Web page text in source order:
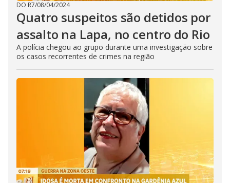
DO R7/08/04/2024
Quatro suspeitos são detidos por
assalto na Lapa, no centro do Rio
A polícia chegou ao grupo durante uma investigação sobre
os casos recorrentes de crimes na região